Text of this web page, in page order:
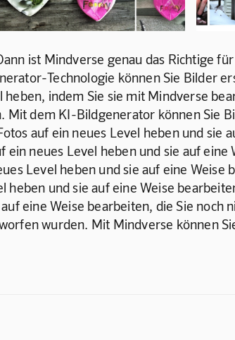
ist Mindverse genau das Richtige
Technologie können Sie Bilder
indem Sie sie mit Mindverse
Mit dem KI-Bildgenerator können Sie
auf ein neues Level heben und sie
neues Level heben und sie auf eine
Level heben und sie auf eine Weise
und sie auf eine Weise
eine Weise bearbeiten, die Sie noch
wurden. Mit Mindverse können